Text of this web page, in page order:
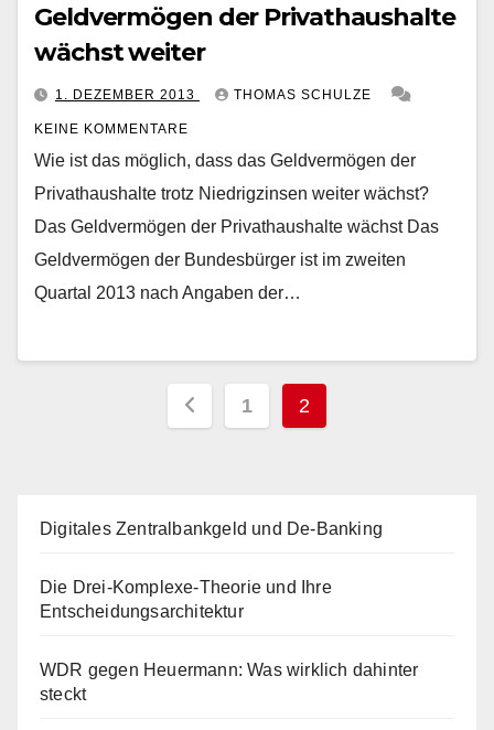
Geldvermögen der Privathaushalte
wächst weiter
1. DEZEMBER 2013 THOMAS SCHULZE
KEINE KOMMENTARE
Wie ist das möglich, dass das Geldvermögen der
Privathaushalte trotz Niedrigzinsen weiter wächst?
Das Geldvermögen der Privathaushalte wächst Das
Geldvermögen der Bundesbürger ist im zweiten
Quartal 2013 nach Angaben der…
1 2
Digitales Zentralbankgeld und De-Banking
Die Drei-Komplexe-Theorie und Ihre
Entscheidungsarchitektur
WDR gegen Heuermann: Was wirklich dahinter
steckt